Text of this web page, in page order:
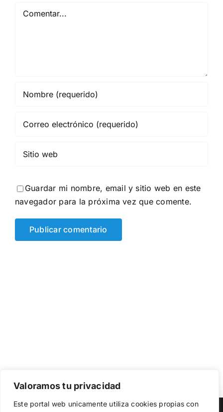
Valoramos tu privacidad
Este portal web unicamente utiliza cookies propias con
Guardar mi nombre, email y sitio web en este
navegador para la próxima vez que comente.
el funcionamiento de la web, medir su uso y mejorar